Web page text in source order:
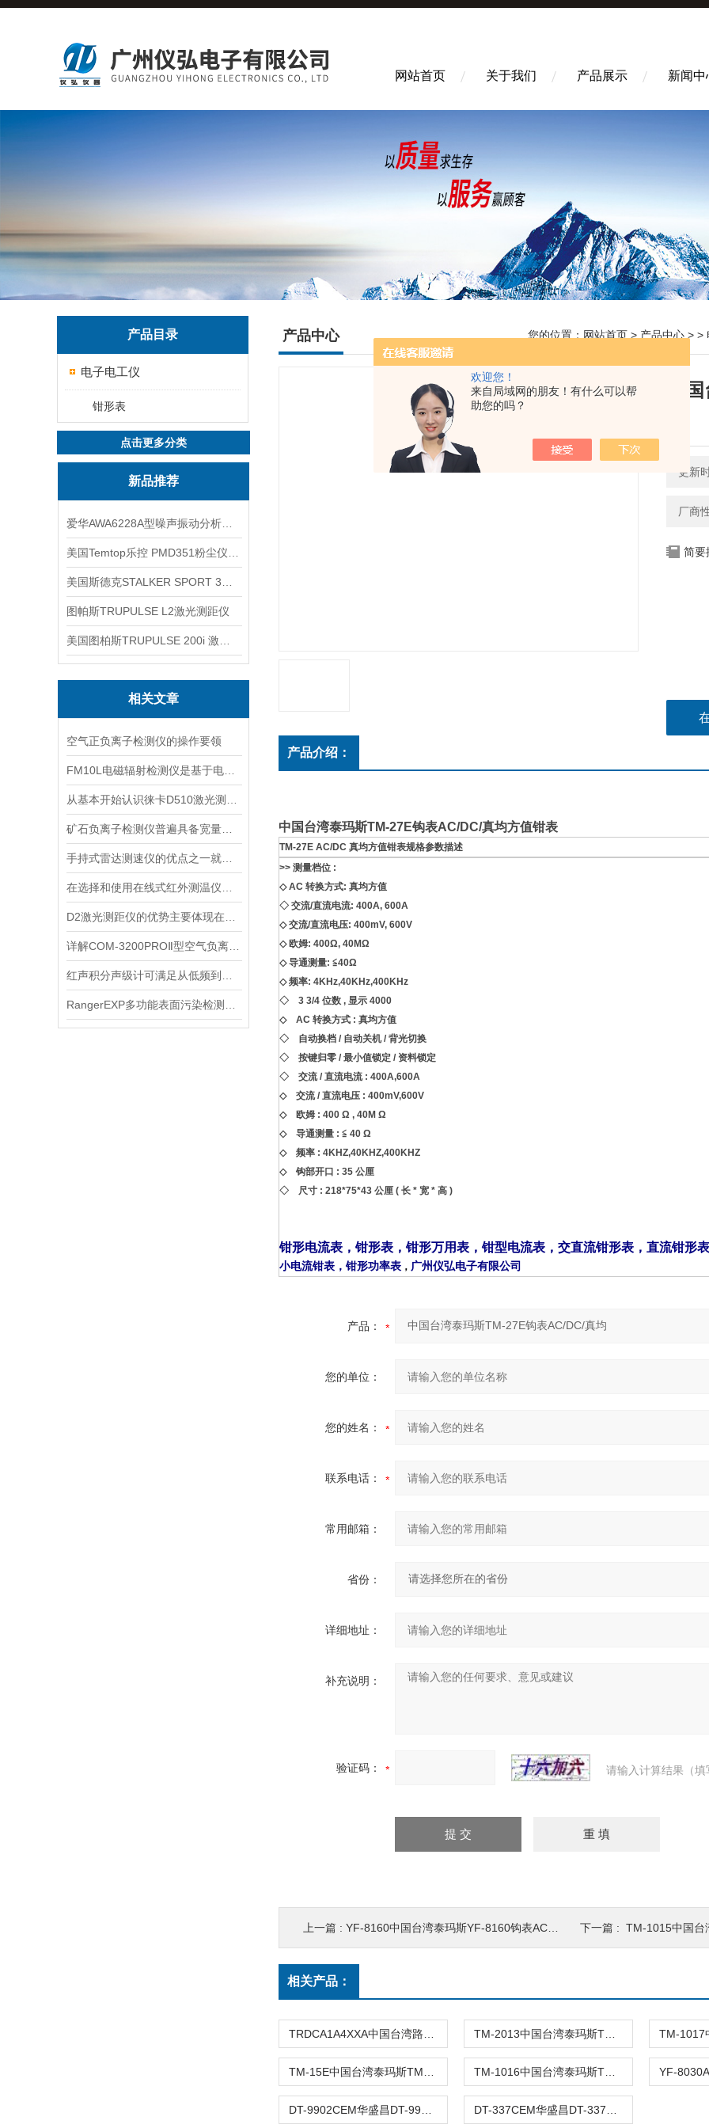
欢迎您！
来自局域网的朋友！有什么可以帮
助您的吗？
网站首页 关于我们 产品展示 新闻中
产品目录
电子电工仪
钳形表
点击更多分类
新品推荐
图帕斯TRUPULSE L2激光测距仪
相关文章
空气正负离子检测仪的操作要领
产品中心 您的位置： 网站首页 > 产品中心 > >
中
更新
厂商
简要
产品介绍：
中国台湾泰玛斯TM-27E钩表AC/DC/真均方值钳表
TM-27E AC/DC 真均方值钳表规格参数描述
>> 测量档位 :
◇ AC 转换方式: 真均方值
◇ 交流/直流电流: 400A, 600A
◇ 交流/直流电压: 400mV, 600V
◇ 欧姆: 400Ω, 40MΩ
◇ 导通测量: ≦40Ω
◇ 频率: 4KHz,40KHz,400KHz
◇ 3 3/4 位数 , 显示 4000
◇ AC 转换方式 : 真均方值
◇ 自动换档 / 自动关机 / 背光切换
◇ 按键归零 / 最小值锁定 / 资料锁定
◇ 交流 / 直流电流 : 400A,600A
◇ 交流 / 直流电压 : 400mV,600V
◇ 欧姆 : 400 Ω , 40M Ω
◇ 导通测量 : ≦ 40 Ω
◇ 频率 : 4KHZ,40KHZ,400KHZ
◇ 钩部开口 : 35 公厘
◇ 尺寸 : 218*75*43 公厘 ( 长 * 宽 * 高 )
钳形电流表 ， 钳形表 ， 钳形万用表 ， 钳型电流表 ， 交直流钳形表 ， 直流钳形表
小电流钳表 ， 钳形功率表 ， 广州仪弘电子有限公司
产品：
您的单位：
您的姓名：
联系电话：
常用邮箱：
省份：
详细地址：
补充说明：
验证码： 请输入计算结果（
上一篇 : YF-8160中国台湾泰玛斯YF-8160钩表AC漏电流 下一篇 : TM-1015中国台湾
相关产品：